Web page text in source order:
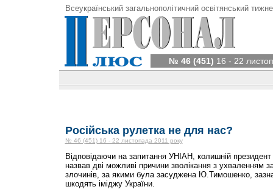
Всеукраїнський загальнополітичний освітянський
№ 46 (451) 16 - 22
Російська рулетка не для нас?
№ 46 (451) 16 - 22 листопада 2011 року
Відповідаючи на запитання УНІАН, колишній
назвав дві можливі причини зволікання з ухваленням
злочинів, за якими була засуджена Ю.Тимошенко,
шкодять іміджу України.